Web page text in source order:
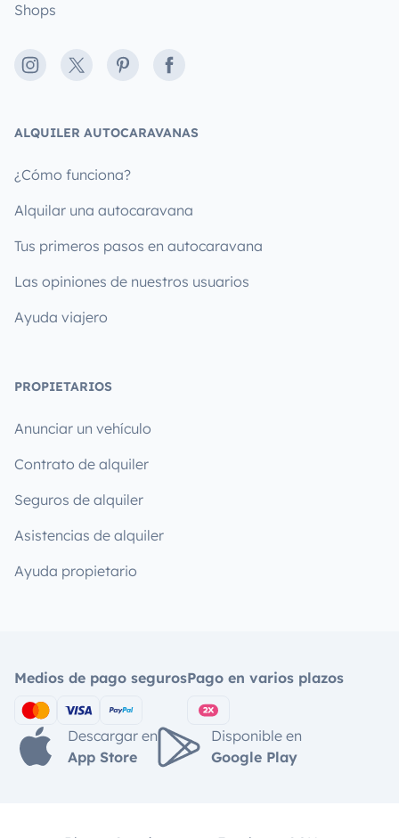
Shops
Instagram
X PinterestFacebook
ALQUILER AUTOCARAVANAS
¿Cómo funciona?
Alquilar una autocaravana
Tus primeros pasos en autocaravana
Las opiniones de nuestros usuarios
Ayuda viajero
PROPIETARIOS
Anunciar un vehículo
Contrato de alquiler
Seguros de alquiler
Asistencias de alquiler
Ayuda propietario
Medios de pago segurosPago en varios plazos
Descargar en
App Store
Disponible en
Google Play